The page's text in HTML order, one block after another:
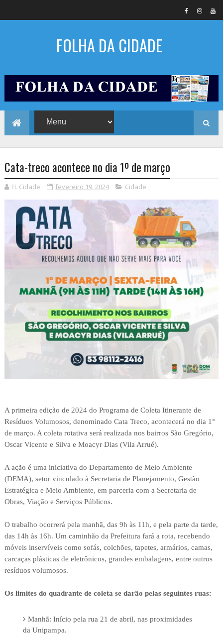
FOLHA DA CIDADE
Cata-treco acontece no dia 1º de março
FL Cidade fevereiro 19, 2024 Cidade
A primeira edição de 2024 do Programa de Coleta Itinerante de
Resíduos Volumosos, denominado Cata Treco, acontecerá no dia 1°
de março. A coleta rotativa será realizada nos bairros São Gregório,
Oscar Vicente e Silva e Moacyr Dias (Vila Arrué).
A ação é uma iniciativa do Departamento de Meio Ambiente
(DEMA), setor vinculado à Secretaria de Planejamento, Gestão
Estratégica e Meio Ambiente, em parceria com a Secretaria de
Obras, Viação e Serviços Públicos.
O trabalho ocorrerá pela manhã, das 9h às 11h, e pela parte da tarde,
das 14h às 16h. Um caminhão da Prefeitura fará a rota, recebendo
móveis inservíveis como sofás, colchões, tapetes, armários, camas,
carcaças plásticas de eletrônicos, grandes embalagens, entre outros
resíduos volumosos.
Os limites do quadrante de coleta se darão pelas seguintes ruas:
Manhã: Início pela rua 21 de abril, nas proximidades
da Unipampa.